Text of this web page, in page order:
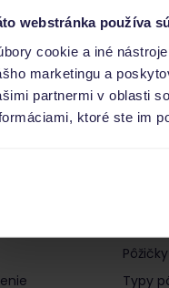
webstránka používa
cookie a iné
marketingu a
partnermi v oblasti
ktoré ste im
Typy